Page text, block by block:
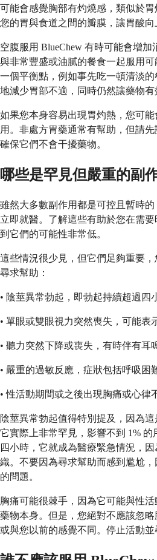
可能會感覺胸部有灼燒感，類似於
您的胃與食道之間的瓣膜，讓胃酸向
空腹服用 BlueChew 有時可能會增加
與非常豐盛或油膩的餐食一起服用
一個平衡點，例如事先吃一頓清淡
地減少胃部不適，同時仍然讓藥物有
如果您本身容易出現胃灼熱，您可
用。非處方胃藥通常有幫助，但請先
確保它們不會干擾藥物。
哪些是罕見但嚴重的副
雖然大多數副作用都是可控且暫時
立即就醫。了解這些有助於您在需
到它們的可能性非常低。
這些情況很少見，但它們足夠重要
尋求幫助：
• 陰莖異常勃起，即勃起持續超過四
• 單眼或雙眼視力突然喪失，可能表
• 聽力突然下降或喪失，有時伴有耳
• 嚴重的過敏反應，症狀包括呼吸困
• 性活動期間或之後出現胸痛或心律
陰莖異常勃起值得特別提及，因為這
它實際上非常罕見，影響不到 1%
四小時，它就成為醫療緊急情況，
織。不要因為尋求幫助而感到尷尬
的問題。
胸痛可能很棘手，因為它可能與性
藥物本身。但是，您絕對不應該忽
或與您以前的感覺不同。停止活動並